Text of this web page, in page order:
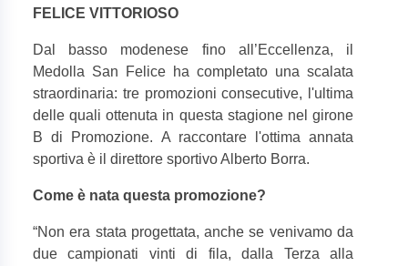
FELICE VITTORIOSO
Dal basso modenese fino all’Eccellenza, il
Medolla San Felice ha completato una scalata
straordinaria: tre promozioni consecutive, l'ultima
delle quali ottenuta in questa stagione nel girone
B di Promozione. A raccontare l'ottima annata
sportiva è il direttore sportivo Alberto Borra.
Come è nata questa promozione?
“Non era stata progettata, anche se venivamo da
due campionati vinti di fila, dalla Terza alla